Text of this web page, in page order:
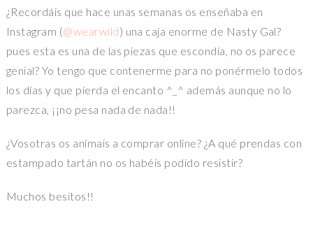
¿Recordáis que hace unas semanas os enseñaba en
Instagram (@wearwild) una caja enorme de Nasty Gal?
pues esta es una de las piezas que escondía, no os parece
genial? Yo tengo que contenerme para no ponérmelo todos
los días y que pierda el encanto ^_^ además aunque no lo
parezca, ¡¡no pesa nada de nada!!
¿Vosotras os animais a comprar online? ¿A qué prendas con
estampado tartán no os habéis podido resistir?
Muchos besitos!!